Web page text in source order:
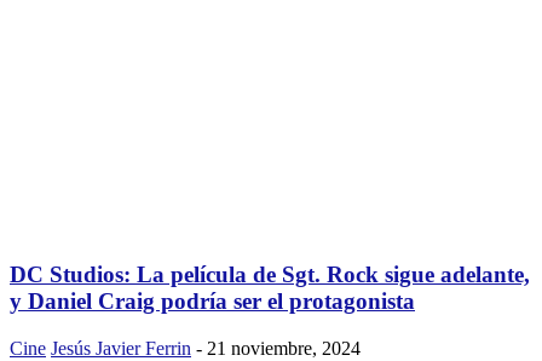
DC Studios: La película de Sgt. Rock sigue adelante,
y Daniel Craig podría ser el protagonista
Cine Jesús Javier Ferrin - 21 noviembre, 2024